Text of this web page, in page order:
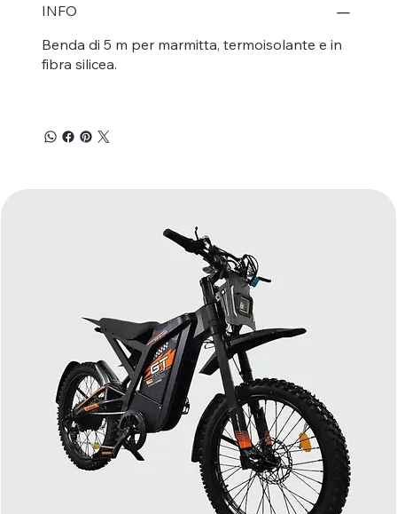
INFO
Benda di 5 m per marmitta, termoisolante e in
fibra silicea.